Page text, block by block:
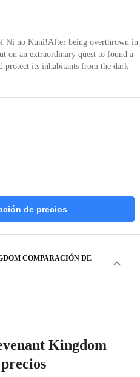
Ni no Kuni!After being overthrown in
on an extraordinary quest to found a
protect its inhabitants from the dark
de precios
COMPARACIÓN DE
Kingdom